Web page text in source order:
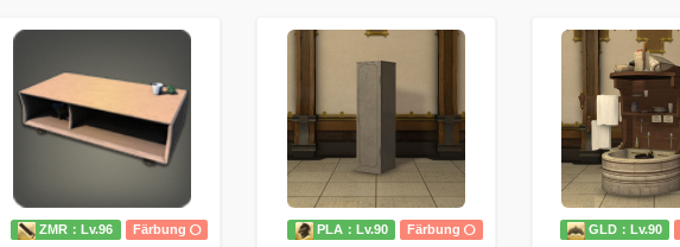
ZMR：Lv.96 Färbung PLA：Lv.90 Färbung GLD：Lv.90